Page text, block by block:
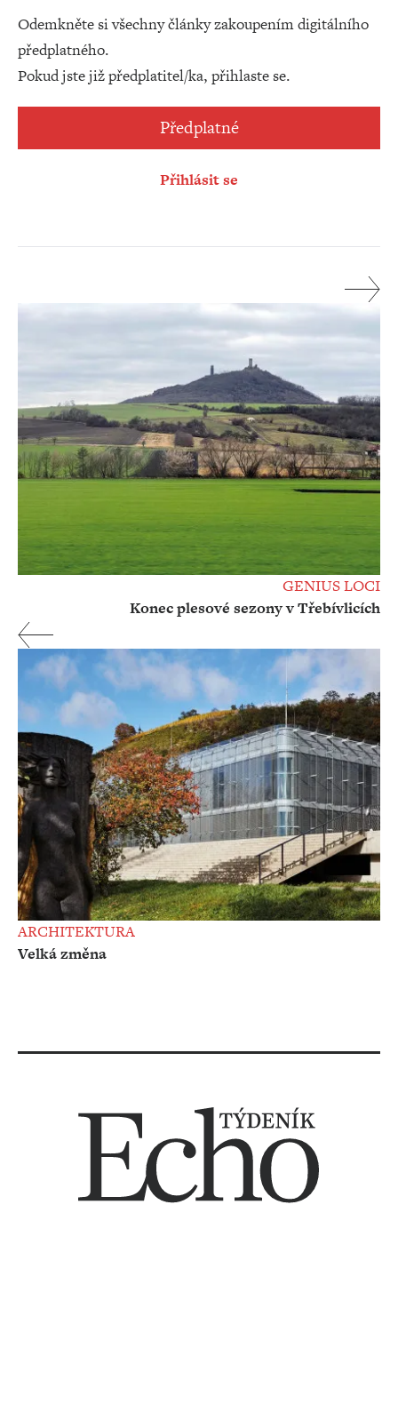
Odemkněte si všechny články zakoupením digitálního
předplatného.
Pokud jste již předplatitel/ka, přihlaste se.
Předplatné
Přihlásit se
GENIUS LOCI
Konec plesové sezony v Třebívlicích
ARCHITEKTURA
Velká změna